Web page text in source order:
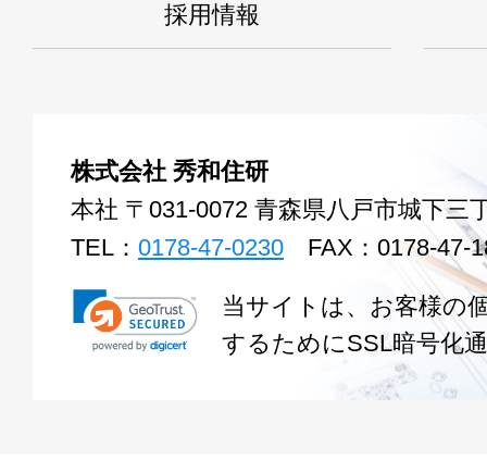
採用情報
株式会社 秀和住研
本社 〒031-0072 青森県八戸市城下三
TEL： 0178-47-0230 FAX：0178-47-
当サイトは、お客様の
するためにSSL暗号化